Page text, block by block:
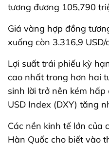
tương đương 105,790
Giá vàng hợp đồng
xuống còn 3.316,9 USD/
Lợi suất trái phiếu kỳ
cao nhất trong hơn hai
sinh lời trở nên kém
USD Index (DXY) tăng
Các nền kinh tế lớn của
Hàn Quốc cho biết vào